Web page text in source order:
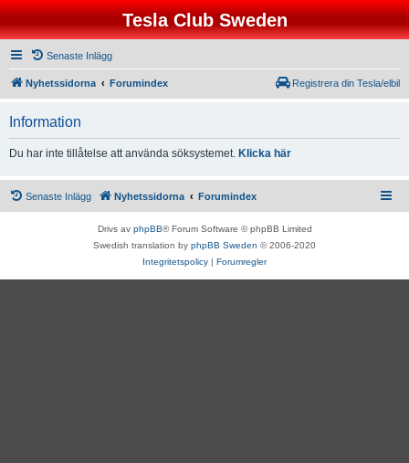
Tesla Club Sweden
Senaste Inlägg
Nyhetssidorna Forumindex Registrera din Tesla/elbil
Information
Du har inte tillåtelse att använda söksystemet. Klicka här
Senaste Inlägg Nyhetssidorna Forumindex
Drivs av phpBB® Forum Software © phpBB Limited
Swedish translation by phpBB Sweden © 2006-2020
Integritetspolicy | Forumregler